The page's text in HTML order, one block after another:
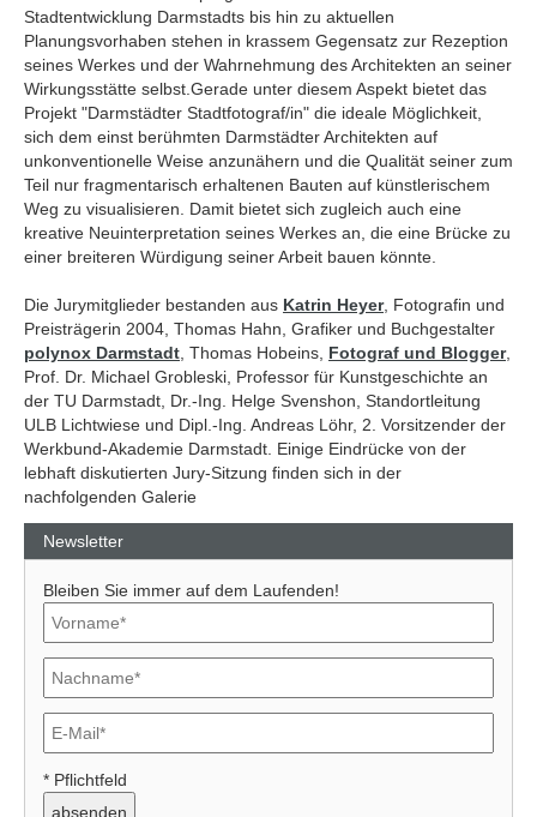
Stadtentwicklung Darmstadts bis hin zu aktuellen
Planungsvorhaben stehen in krassem Gegensatz zur Rezeption
seines Werkes und der Wahrnehmung des Architekten an seiner
Wirkungsstätte selbst.Gerade unter diesem Aspekt bietet das
Projekt "Darmstädter Stadtfotograf/in" die ideale Möglichkeit,
sich dem einst berühmten Darmstädter Architekten auf
unkonventionelle Weise anzunähern und die Qualität seiner zum
Teil nur fragmentarisch erhaltenen Bauten auf künstlerischem
Weg zu visualisieren. Damit bietet sich zugleich auch eine
kreative Neuinterpretation seines Werkes an, die eine Brücke zu
einer breiteren Würdigung seiner Arbeit bauen könnte.
Die Jurymitglieder bestanden aus Katrin Heyer, Fotografin und
Preisträgerin 2004, Thomas Hahn, Grafiker und Buchgestalter
polynox Darmstadt, Thomas Hobeins, Fotograf und Blogger,
Prof. Dr. Michael Grobleski, Professor für Kunstgeschichte an
der TU Darmstadt, Dr.-Ing. Helge Svenshon, Standortleitung
ULB Lichtwiese und Dipl.-Ing. Andreas Löhr, 2. Vorsitzender der
Werkbund-Akademie Darmstadt. Einige Eindrücke von der
lebhaft diskutierten Jury-Sitzung finden sich in der
nachfolgenden Galerie
Previous
Newsletter
Bleiben Sie immer auf dem Laufenden!
* Pflichtfeld